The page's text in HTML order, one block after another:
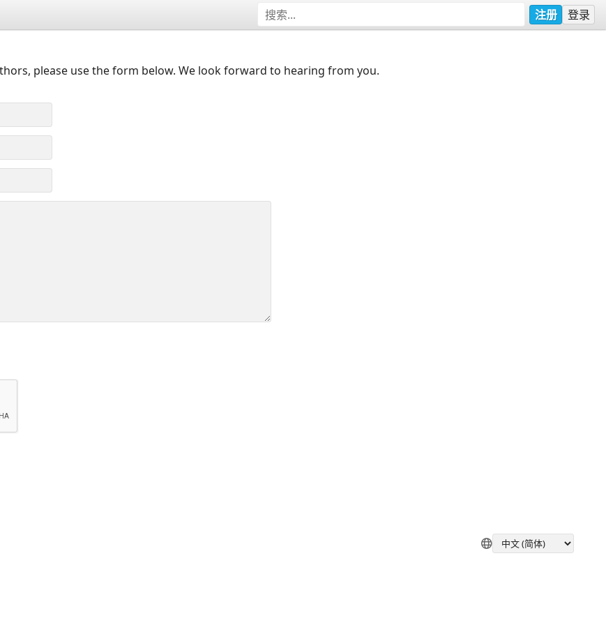
注册 登录
please use the form below. We look forward to hearing from you.